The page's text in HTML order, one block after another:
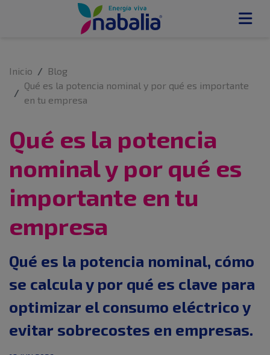
Inicio
Blog
Qué es la potencia nominal y por qué es importante
en tu empresa
Qué es la potencia
nominal y por qué es
importante en tu
empresa
Qué es la potencia nominal, cómo
se calcula y por qué es clave para
optimizar el consumo eléctrico y
evitar sobrecostes en empresas.